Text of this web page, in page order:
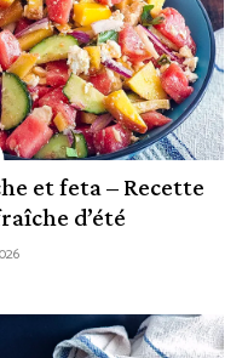
et feta – Recette
d’été